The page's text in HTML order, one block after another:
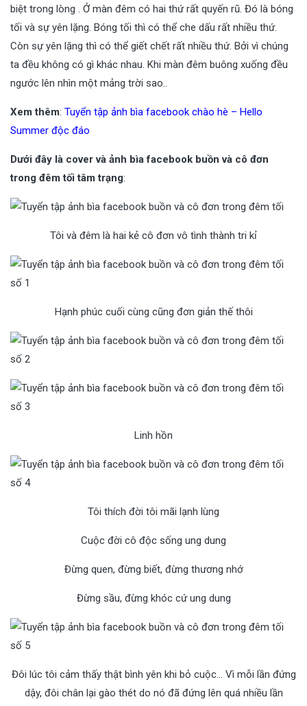
biệt trong lòng . Ở màn đêm có hai thứ rất quyến rũ. Đó là bóng
tối và sự yên lặng. Bóng tối thì có thể che dấu rất nhiều thứ.
Còn sự yên lặng thì có thể giết chết rất nhiều thứ. Bởi vì chúng
ta đều không có gì khác nhau. Khi màn đêm buông xuống đều
ngước lên nhìn một mảng trời sao..
Xem thêm: Tuyển tập ảnh bìa facebook chào hè – Hello
Summer độc đáo
Dưới đây là cover và ảnh bìa facebook buồn và cô đơn
trong đêm tối tâm trạng:
Tôi và đêm là hai kẻ cô đơn vô tình thành tri kỉ
Hạnh phúc cuối cùng cũng đơn giản thế thôi
Linh hồn
Tôi thích đời tôi mãi lạnh lùng
Cuộc đời cô độc sống ung dung
Đừng quen, đừng biết, đừng thương nhớ
Đừng sầu, đừng khóc cứ ung dung
Đôi lúc tôi cảm thấy thật bình yên khi bỏ cuộc… Vì mỗi lần đứng
dậy, đôi chân lại gào thét do nó đã đứng lên quá nhiều lần